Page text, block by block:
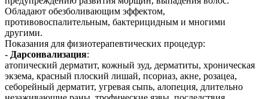
Обладают обезболивающим эффектом,
противовоспалительным, бактерицидным и многими
другими.
Показания для физиотерапевтических процедур:
- Дарсонвализация:
атопический дерматит, кожный зуд, дерматиты, хроническая
экзема, красный плоский лишай, псориаз, акне, розацеа,
себорейный дерматит, угревая сыпь, алопеция, длительно